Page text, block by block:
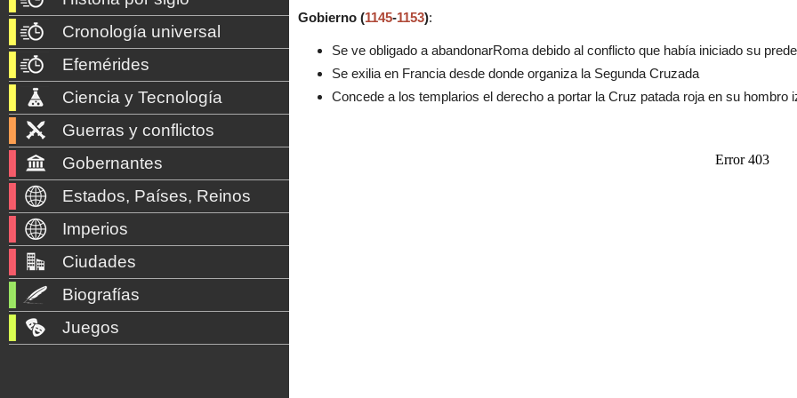
Gobierno (1145-1153):
Se ve obligado a abandonarRoma debido al conflicto que había iniciado su
Se exilia en Francia desde donde organiza la Segunda Cruzada
Concede a los templarios el derecho a portar la Cruz patada roja en su hombro
Cronología universal
Efemérides
Ciencia y Tecnología
Guerras y conflictos
Gobernantes
Estados, Países, Reinos
Imperios
Ciudades
Biografías
Juegos